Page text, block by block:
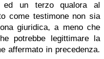
ed un terzo qualora al
come testimone non sia
giuridica, a meno che
potrebbe legittimare la
affermato in precedenza.